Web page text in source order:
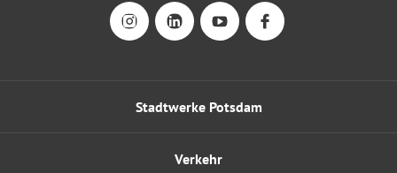
Stadtwerke Potsdam
Verkehr